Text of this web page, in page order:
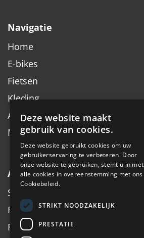
Navigatie
Home
E-bikes
Fietsen
Kleding
Accessoires
Merken
Algemeen
Service
Fiets inruilen
Fietsadvies op maat
Deze website maakt
gebruik van cookies.
Deze website gebruikt cookies om uw
gebruikerservaring te verbeteren. Door
onze website te gebruiken, stemt u in met
alle cookies in overeenstemming met ons
Cookiebeleid.
STRIKT NOODZAKELIJK
PRESTATIE